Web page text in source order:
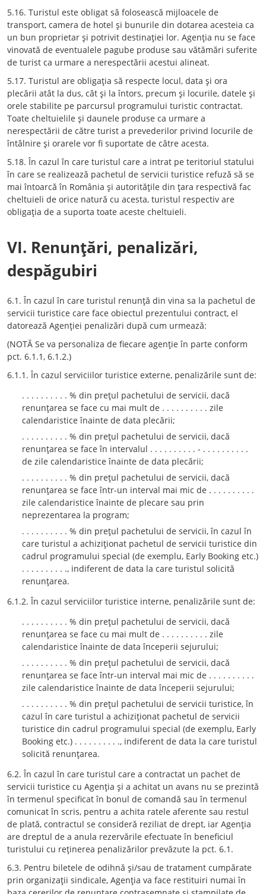
5.16. Turistul este obligat să folosească mijloacele de
transport, camera de hotel şi bunurile din dotarea acesteia ca
un bun proprietar şi potrivit destinaţiei lor. Agenţia nu se face
vinovată de eventualele pagube produse sau vătămări suferite
de turist ca urmare a nerespectării acestui alineat.
5.17. Turistul are obligaţia să respecte locul, data şi ora
plecării atât la dus, cât şi la întors, precum şi locurile, datele şi
orele stabilite pe parcursul programului turistic contractat.
Toate cheltuielile şi daunele produse ca urmare a
nerespectării de către turist a prevederilor privind locurile de
întâlnire şi orarele vor fi suportate de către acesta.
5.18. În cazul în care turistul care a intrat pe teritoriul statului
în care se realizează pachetul de servicii turistice refuză să se
mai întoarcă în România şi autorităţile din ţara respectivă fac
cheltuieli de orice natură cu acesta, turistul respectiv are
obligaţia de a suporta toate aceste cheltuieli.
VI. Renunţări, penalizări,
despăgubiri
6.1. În cazul în care turistul renunţă din vina sa la pachetul de
servicii turistice care face obiectul prezentului contract, el
datorează Agenţiei penalizări după cum urmează:
(NOTĂ Se va personaliza de fiecare agenţie în parte conform
pct. 6.1.1, 6.1.2.)
6.1.1. În cazul serviciilor turistice externe, penalizările sunt de:
. . . . . . . . . . % din preţul pachetului de servicii, dacă
renunţarea se face cu mai mult de . . . . . . . . . . zile
calendaristice înainte de data plecării;
. . . . . . . . . . % din preţul pachetului de servicii, dacă
renunţarea se face în intervalul . . . . . . . . . . - . . . . . . . . . .
de zile calendaristice înainte de data plecării;
. . . . . . . . . . % din preţul pachetului de servicii, dacă
renunţarea se face într-un interval mai mic de . . . . . . . . . .
zile calendaristice înainte de plecare sau prin
neprezentarea la program;
. . . . . . . . . . % din preţul pachetului de servicii, în cazul în
care turistul a achiziţionat pachetul de servicii turistice din
cadrul programului special (de exemplu, Early Booking etc.)
. . . . . . . . . ., indiferent de data la care turistul solicită
renunţarea.
6.1.2. În cazul serviciilor turistice interne, penalizările sunt de:
. . . . . . . . . . % din preţul pachetului de servicii, dacă
renunţarea se face cu mai mult de . . . . . . . . . . zile
calendaristice înainte de data începerii sejurului;
. . . . . . . . . . % din preţul pachetului de servicii, dacă
renunţarea se face într-un interval mai mic de . . . . . . . . . .
zile calendaristice înainte de data începerii sejurului;
. . . . . . . . . . % din preţul pachetului de servicii turistice, în
cazul în care turistul a achiziţionat pachetul de servicii
turistice din cadrul programului special (de exemplu, Early
Booking etc.) . . . . . . . . . ., indiferent de data la care turistul
solicită renunţarea.
6.2. În cazul în care turistul care a contractat un pachet de
servicii turistice cu Agenţia şi a achitat un avans nu se prezintă
în termenul specificat în bonul de comandă sau în termenul
comunicat în scris, pentru a achita ratele aferente sau restul
de plată, contractul se consideră reziliat de drept, iar Agenţia
are dreptul de a anula rezervările efectuate în beneficiul
turistului cu reţinerea penalizărilor prevăzute la pct. 6.1.
6.3. Pentru biletele de odihnă şi/sau de tratament cumpărate
prin organizaţii sindicale, Agenţia va face restituiri numai în